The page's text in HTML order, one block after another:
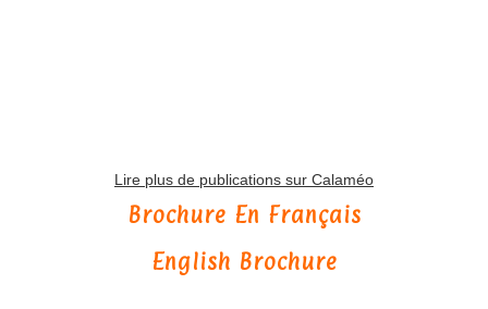
Lire plus de publications sur Calaméo
Brochure En Français
English Brochure